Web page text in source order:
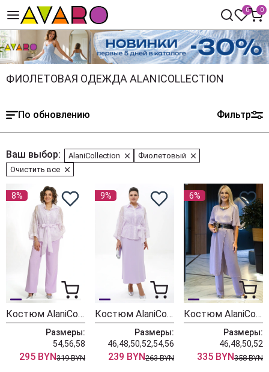
0 0
ФИОЛЕТОВАЯ ОДЕЖДА ALANICOLLECTION
По обновлению Фильтр
Ваш выбор: AlaniCollection
Фиолетовый
Очистить все
8%
Костюм AlaniCollection 2552 сиреневый
Размеры:
54,56,58
295 BYN319 BYN
9%
Костюм AlaniCollection 2429 лаванда
Размеры:
46,48,50,52,54,56
239 BYN263 BYN
6%
Костюм AlaniCollection 2430
Размеры:
46,48,50,52
335 BYN358 BYN